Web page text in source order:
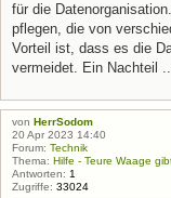
für die
pflegen, die von
Vorteil ist, dass es die
vermeidet. Ein Nachteil
von HerrSodom
20 Apr 2023 14:40
Forum: Technik
Thema: Hilfe - Teure Waage
Antworten: 1
Zugriffe: 33024